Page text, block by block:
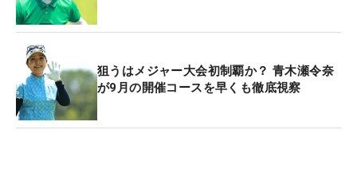
狙うはメジャー大会初制覇か？ 青木瀬令奈
が9月の開催コースを早くも徹底視察